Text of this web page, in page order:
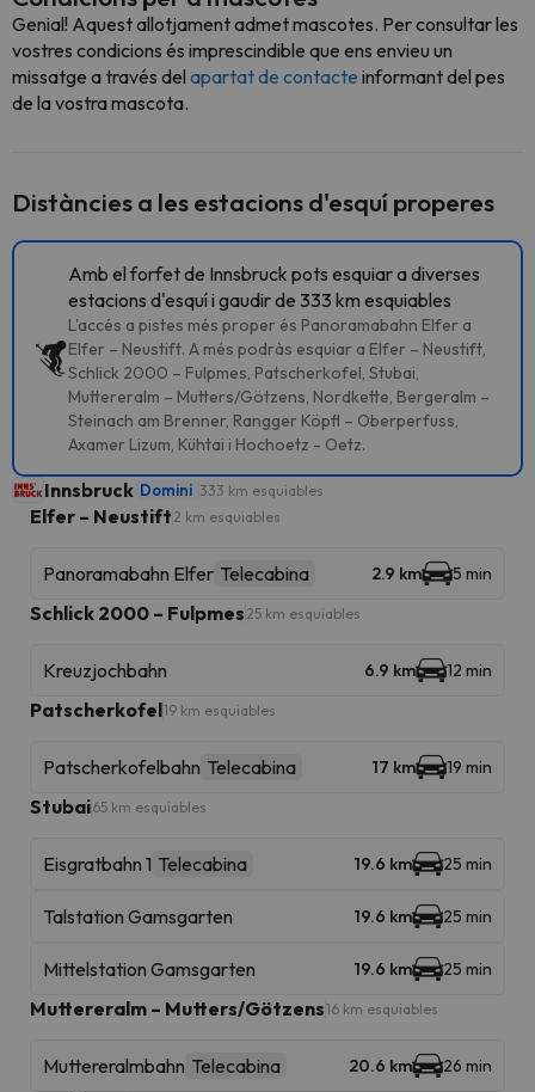
Genial! Aquest allotjament admet mascotes. Per consultar les
vostres condicions és imprescindible que ens envieu un
missatge a través del apartat de contacte informant del pes
de la vostra mascota.
Distàncies a les estacions d'esquí properes
Amb el forfet de Innsbruck pots esquiar a diverses
estacions d'esquí i gaudir de 333 km esquiables
L'accés a pistes més proper és Panoramabahn Elfer a
Elfer – Neustift. A més podràs esquiar a Elfer – Neustift,
Schlick 2000 – Fulpmes, Patscherkofel, Stubai,
Muttereralm – Mutters/Götzens, Nordkette, Bergeralm –
Steinach am Brenner, Rangger Köpfl – Oberperfuss,
Axamer Lizum, Kühtai i Hochoetz - Oetz.
Innsbruck Domini 333 km esquiables
Elfer – Neustift 2 km esquiables
Panoramabahn Elfer Telecabina 2.9 km 5 min
Schlick 2000 – Fulpmes 25 km esquiables
Kreuzjochbahn 6.9 km 12 min
Patscherkofel19 km esquiables
Patscherkofelbahn Telecabina 17 km 19 min
Stubai65 km esquiables
Eisgratbahn 1 Telecabina 19.6 km 25 min
Talstation Gamsgarten 19.6 km 25 min
Mittelstation Gamsgarten 19.6 km 25 min
Muttereralm – Mutters/Götzens16 km esquiables
Muttereralmbahn Telecabina 20.6 km 26 min